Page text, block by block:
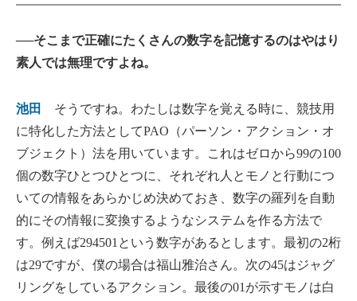
──そこまで正確にたくさんの数字を記憶するのはやはり
素人では無理ですよね。
池田
そうですね。わたしは数字を覚える時に、競技用
に特化した方法としてPAO（パーソン・アクション・オ
ブジェクト）法を用いています。これはゼロから99の100
個の数字ひとつひとつに、それぞれ人とモノと行動につ
いての情報をあらかじめ決めておき、数字の羅列を自動
的にその情報に変換するようなシステムを作る方法で
す。例えば294501という数字があるとします。最初の2桁
は29ですが、僕の場合は福山雅治さん。次の45はジャグ
リングをしているアクション。最後の01が示すモノは白